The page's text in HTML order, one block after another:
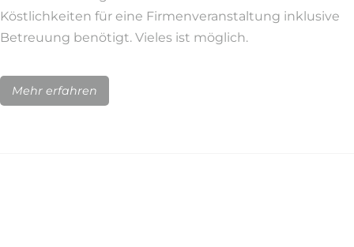
Köstlichkeiten für eine Firmenveranstaltung inklusive
Betreuung benötigt. Vieles ist möglich.
Mehr erfahren